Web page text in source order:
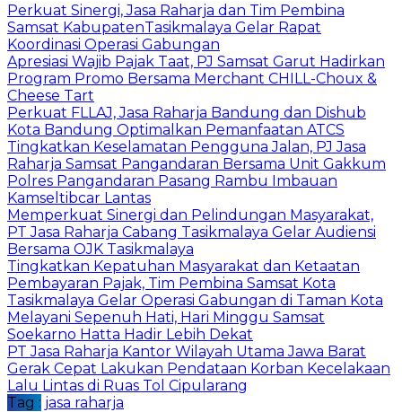
Perkuat Sinergi, Jasa Raharja dan Tim Pembina
Samsat KabupatenTasikmalaya Gelar Rapat
Koordinasi Operasi Gabungan
Apresiasi Wajib Pajak Taat, PJ Samsat Garut Hadirkan
Program Promo Bersama Merchant CHILL-Choux &
Cheese Tart
Perkuat FLLAJ, Jasa Raharja Bandung dan Dishub
Kota Bandung Optimalkan Pemanfaatan ATCS
Tingkatkan Keselamatan Pengguna Jalan, PJ Jasa
Raharja Samsat Pangandaran Bersama Unit Gakkum
Polres Pangandaran Pasang Rambu Imbauan
Kamseltibcar Lantas
Memperkuat Sinergi dan Pelindungan Masyarakat,
PT Jasa Raharja Cabang Tasikmalaya Gelar Audiensi
Bersama OJK Tasikmalaya
Tingkatkan Kepatuhan Masyarakat dan Ketaatan
Pembayaran Pajak, Tim Pembina Samsat Kota
Tasikmalaya Gelar Operasi Gabungan di Taman Kota
Melayani Sepenuh Hati, Hari Minggu Samsat
Soekarno Hatta Hadir Lebih Dekat
PT Jasa Raharja Kantor Wilayah Utama Jawa Barat
Gerak Cepat Lakukan Pendataan Korban Kecelakaan
Lalu Lintas di Ruas Tol Cipularang
Tag : jasa raharja